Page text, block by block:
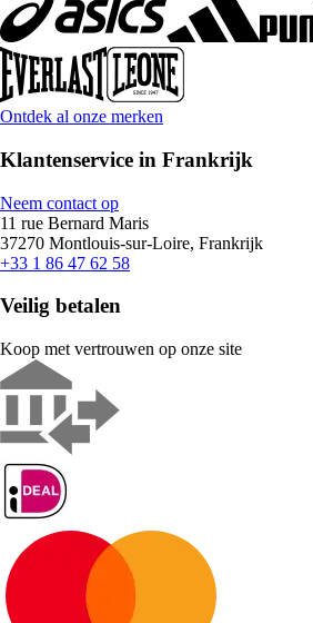
Ontdek al onze merken
Klantenservice in Frankrijk
Neem contact op
11 rue Bernard Maris
37270 Montlouis-sur-Loire, Frankrijk
+33 1 86 47 62 58
Veilig betalen
Koop met vertrouwen op onze site